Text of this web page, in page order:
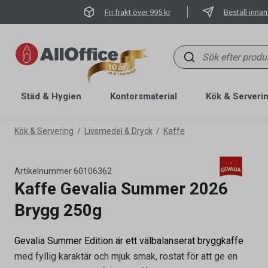
Fri frakt över 995 kr Beställ
Städ & Hygien Kontorsmaterial Kök &
Kök & Servering Livsmedel & Dryck Kaffe
Artikelnummer60106362
Kaffe Gevalia Summer 2026
Brygg 250g
Gevalia Summer Edition är ett välbalanserat bryggkaffe
med fyllig karaktär och mjuk smak, rostat för att ge en
Artikelnummer